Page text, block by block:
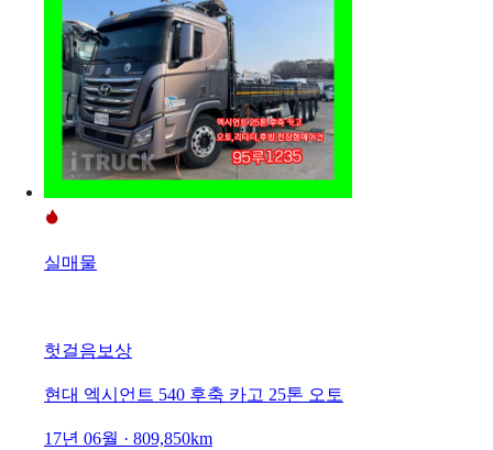
실매물
헛걸음보상
현대 엑시언트 540 후축 카고 25톤 오토
17년 06월 · 809,850km